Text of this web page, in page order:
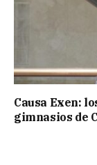
Causa Exen:
gimnasios de